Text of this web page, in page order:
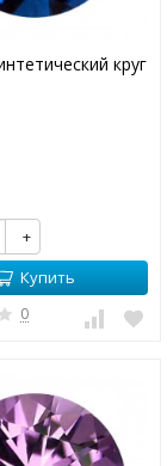
круг
+
Купить
0